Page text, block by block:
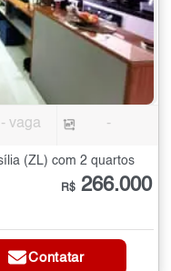
- vaga -
(ZL) com 2 quartos
R$ 266.000
Contatar